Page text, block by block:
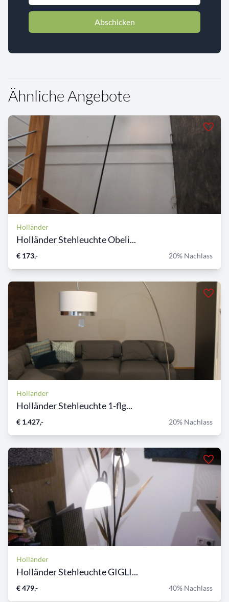
Abschicken
Ähnliche Angebote
Holländer
Holländer Stehleuchte Obeli...
€ 173,- 20% Nachlass
Holländer
Holländer Stehleuchte 1-flg...
€ 1.427,- 20% Nachlass
Holländer
Holländer Stehleuchte GIGLI...
€ 479,- 40% Nachlass